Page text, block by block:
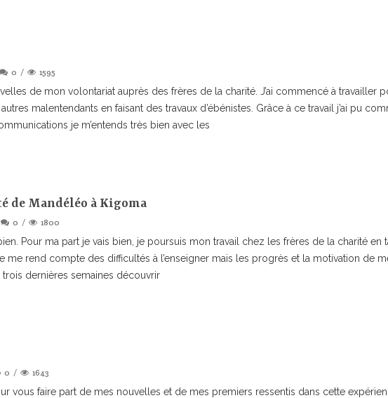
0 1595
de mon volontariat auprès des frères de la charité. J’ai commencé à travailler
malentendants en faisant des travaux d’ébénistes. Grâce à ce travail j’ai pu
je m’entends très bien avec les
de Mandéléo à Kigoma
0 1800
Pour ma part je vais bien, je poursuis mon travail chez les frères de la charité en
rend compte des difficultés à l’enseigner mais les progrès et la motivation de
trois dernières semaines découvrir
0 1643
vous faire part de mes nouvelles et de mes premiers ressentis dans cette